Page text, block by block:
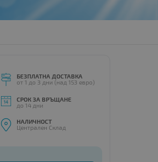
БЕЗПЛАТНА ДОСТАВКА
от 1 до 3 дни (над 153 евро)
СРОК ЗА ВРЪЩАНЕ
до 14 дни
НАЛИЧНОСТ
Централен Склад